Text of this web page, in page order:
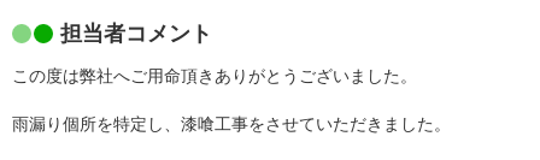
担当者コメント
この度は弊社へご用命頂きありがとうございました。
雨漏り個所を特定し、漆喰工事をさせていただきました。